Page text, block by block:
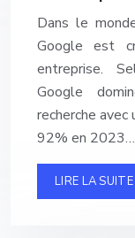
Dans le
Google est
entreprise.
Google
recherche avec
92% en
LIRE LA SUITE